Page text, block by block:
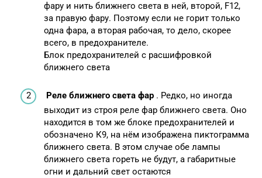
фару и нить ближнего света в ней, второй, F12,
за правую фару. Поэтому если не горит только
одна фара, а вторая рабочая, то дело, скорее
всего, в предохранителе.
Блок предохранителей с расшифровкой
ближнего света
Реле ближнего света фар . Редко, но иногда
выходит из строя реле фар ближнего света. Оно
находится в том же блоке предохранителей и
обозначено К9, на нём изображена пиктограмма
ближнего света. В этом случае обе лампы
ближнего света гореть не будут, а габаритные
огни и дальний свет остаются